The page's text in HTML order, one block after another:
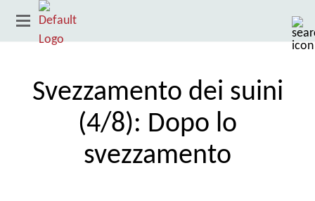
Svezzamento dei suini
(4/8): Dopo lo
svezzamento